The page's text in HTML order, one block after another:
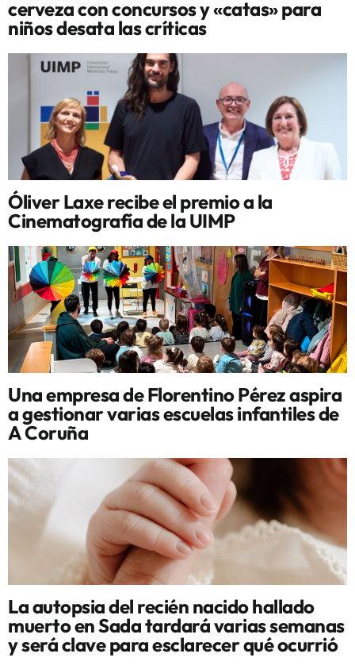
cerveza con concursos y «catas» para
niños desata las críticas
Óliver Laxe recibe el premio a la
Cinematografía de la UIMP
Una empresa de Florentino Pérez aspira
a gestionar varias escuelas infantiles de
A Coruña
La autopsia del recién nacido hallado
muerto en Sada tardará varias semanas
y será clave para esclarecer qué ocurrió